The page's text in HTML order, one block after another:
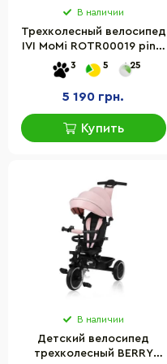
В наличии
Трехколесный велосипед
IVI MoMi ROTR00019 pink,
сумка, подстаканник, до
25 кг
3 5 25
5 190 грн.
Купить
В наличии
Детский велосипед
трехколесный BERRY